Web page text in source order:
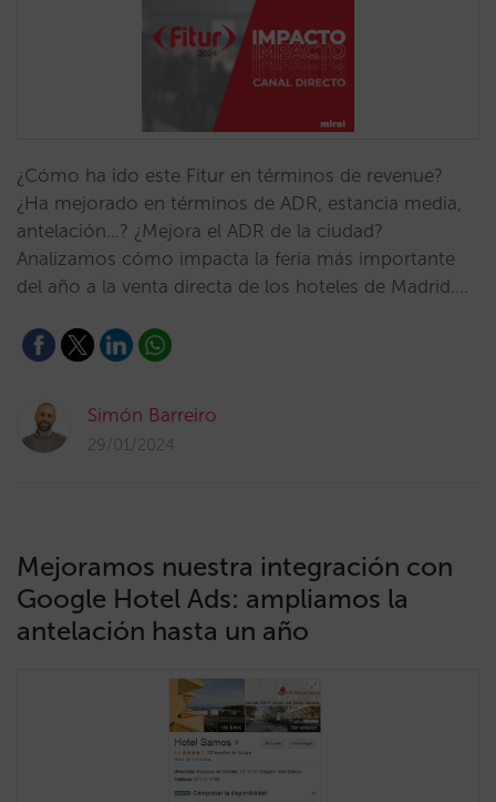
¿Cómo ha ido este Fitur en términos de revenue?
¿Ha mejorado en términos de ADR, estancia media,
antelación…? ¿Mejora el ADR de la ciudad?
Analizamos cómo impacta la feria más importante
del año a la venta directa de los hoteles de Madrid.…
Simón Barreiro
29/01/2024
Mejoramos nuestra integración con
Google Hotel Ads: ampliamos la
antelación hasta un año